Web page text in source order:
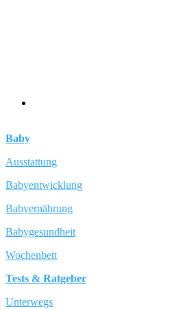
Baby
Ausstattung
Babyentwicklung
Babyernährung
Babygesundheit
Wochenbett
Tests & Ratgeber
Unterwegs